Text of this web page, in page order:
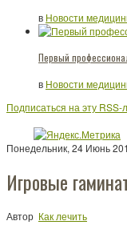
в Новости
Первый
в Новости
Подписаться на эту RSS-
Понедельник, 24 Июнь
Игровые
Автор Как лечить